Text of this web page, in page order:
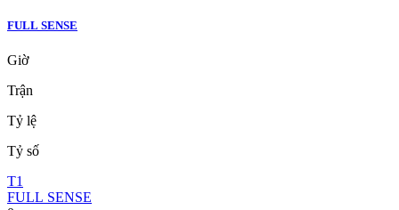
FULL SENSE
Giờ
Trận
Tỷ lệ
Tỷ số
T1
FULL SENSE